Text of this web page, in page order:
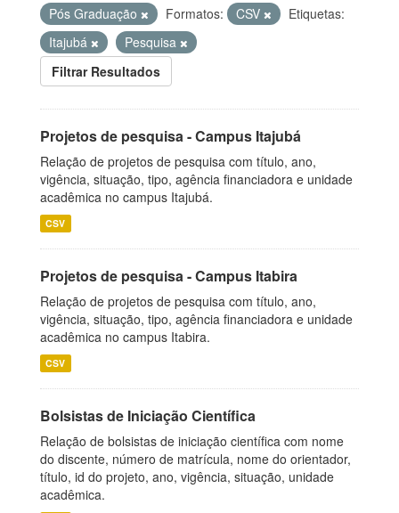
Pós Graduação
Formatos: CSV
Etiquetas:
Itajubá
Pesquisa
Filtrar Resultados
Projetos de pesquisa - Campus Itajubá
Relação de projetos de pesquisa com título, ano,
vigência, situação, tipo, agência financiadora e unidade
acadêmica no campus Itajubá.
CSV
Projetos de pesquisa - Campus Itabira
Relação de projetos de pesquisa com título, ano,
vigência, situação, tipo, agência financiadora e unidade
acadêmica no campus Itabira.
CSV
Bolsistas de Iniciação Científica
Relação de bolsistas de iniciação científica com nome
do discente, número de matrícula, nome do orientador,
título, id do projeto, ano, vigência, situação, unidade
acadêmica.